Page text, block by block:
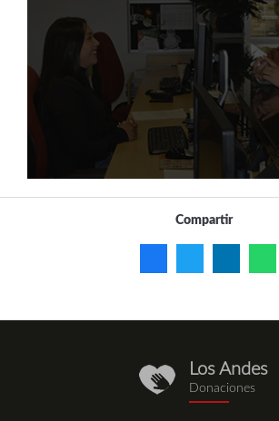
Compartir
donaciones.png
Los Andes
Donaciones